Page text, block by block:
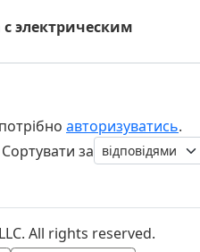
с электрическим
авторизуватись.
Сортувати за
All rights reserved.